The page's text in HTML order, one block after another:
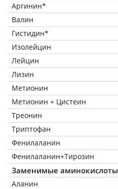
Аргинин*
Валин
Гистидин*
Изолейцин
Лейцин
Лизин
Метионин
Метионин + Цистеин
Треонин
Триптофан
Фенилаланин
Фенилаланин+Тирозин
Заменимые аминокислоты
Аланин